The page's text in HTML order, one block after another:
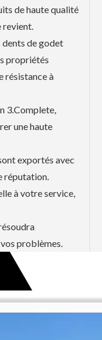
de haute qualité
revient.
dents de godet
propriétés
résistance à
3.Complete,
une haute
exportés avec
réputation.
à votre service,
problèmes.